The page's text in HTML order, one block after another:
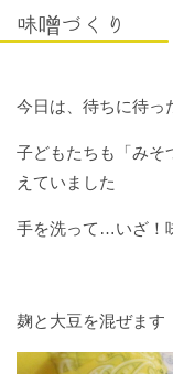
入園に関
あそぼう
お問い合わせ
お知らせ
ママサーク
味噌づくり
今日は、待ちに待っ
子どもたちも「みそ
えていました
手を洗って…いざ！
麹と大豆を混ぜます